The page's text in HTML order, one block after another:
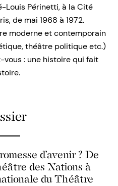
Louis Périnetti, à la Cité
de mai 1968 à 1972.
moderne et contemporain
théâtre politique etc.)
: une histoire qui fait
d’avenir ? De
des Nations à
du Théâtre